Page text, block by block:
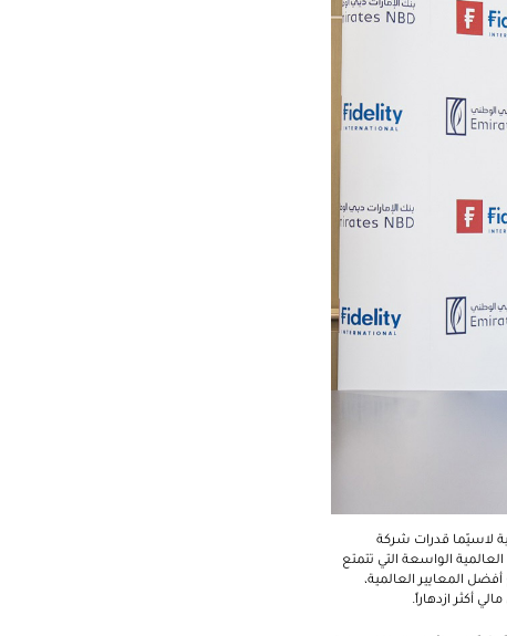
لاسيّما قدرات شركة
الواسعة التي تتمتع
المعايير العالمية،
أكثر ازدهاراً.